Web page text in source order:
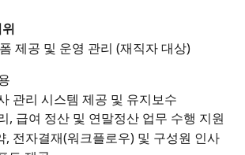
제공 및 운영 관리 (재직자 대상)
관리 시스템 제공 및 유지보수
, 급여 정산 및 연말정산 업무 수행 지원
, 전자결재(워크플로우) 및 구성원 인사